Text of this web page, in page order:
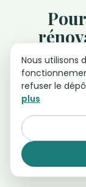
Rhône-
Nous
Cette
gagner
critère à
Nous utilisons
refuser le
plus